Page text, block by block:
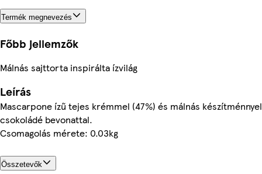
Termék megnevezés
Főbb jellemzők
Málnás sajttorta inspirálta ízvilág
Leírás
Mascarpone ízű tejes krémmel (47%) és málnás
csokoládé bevonattal.
Csomagolás mérete: 0.03kg
Összetevők